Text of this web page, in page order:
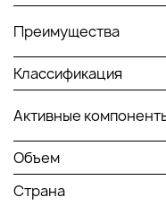
Преимущества
Классификация
Активные
Объем
Страна